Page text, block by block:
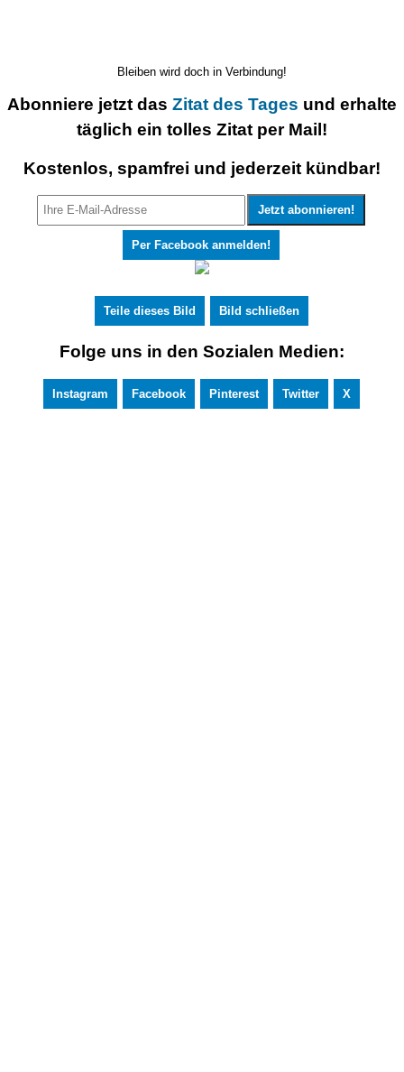
Bleiben wird doch in Verbindung!
Abonniere jetzt das Zitat des Tages und erhalte
täglich ein tolles Zitat per Mail!
Kostenlos, spamfrei und jederzeit kündbar!
Per Facebook anmelden!
Teile dieses Bild Bild schließen
Folge uns in den Sozialen Medien:
Instagram Facebook Pinterest Twitter X